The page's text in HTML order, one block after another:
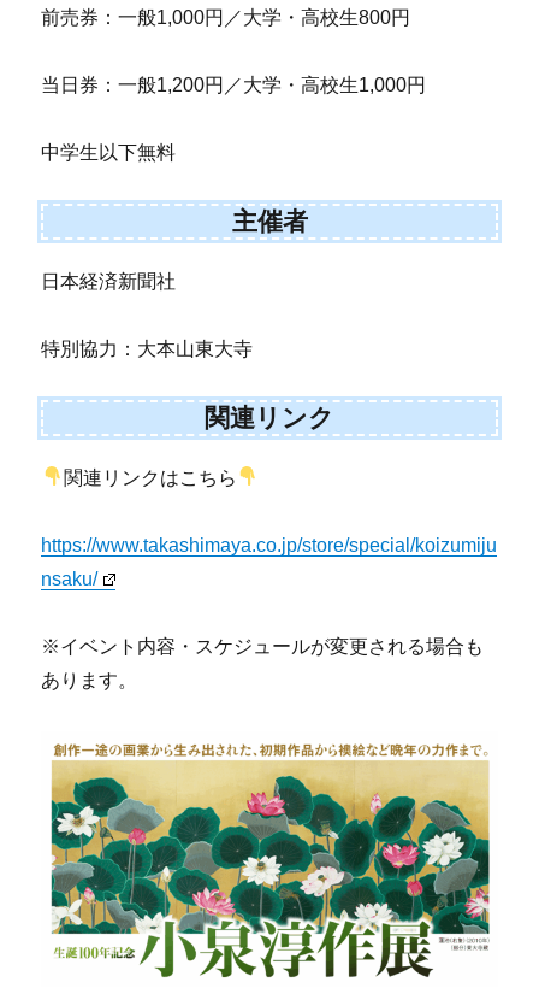
前売券：一般1,000円／大学・高校生800円
当日券：一般1,200円／大学・高校生1,000円
中学生以下無料
主催者
日本経済新聞社
特別協力：大本山東大寺
関連リンク
関連リンクはこちら
https://www.takashimaya.co.jp/store/special/koizumiju
nsaku/
※イベント内容・スケジュールが変更される場合も
あります。